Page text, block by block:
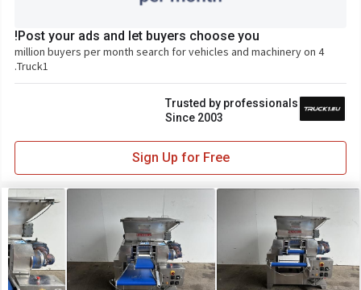
Post your ads and let buyers choose you!
4 million buyers per month search for vehicles and machinery on
Truck1.
Trusted by professionals
Since 2003
Sign Up for Free